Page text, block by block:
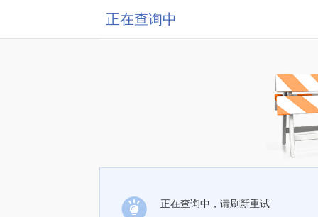
正在查询中
正在查询中，请刷新重试